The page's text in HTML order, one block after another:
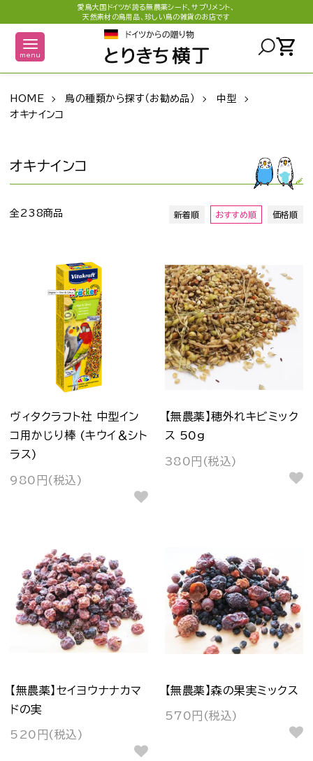
愛鳥大国ドイツが誇る無農薬シード、サプリメント、
天然素材の鳥用品、珍しい鳥の雑貨のお店です
menu shopping_cart
HOME 鳥の種類から探す（お勧め品）
中型
オキナインコ
オキナインコ
全238商品 新着順 おすすめ順 価格順
ヴィタクラフト社 中型イン
コ用かじり棒 (キウイ＆シト
ラス)
980円(税込)
【無農薬】穂外れキビミック
ス 50g
380円(税込)
【無農薬】セイヨウナナカマ
ドの実
520円(税込)
【無農薬】森の果実ミックス
570円(税込)